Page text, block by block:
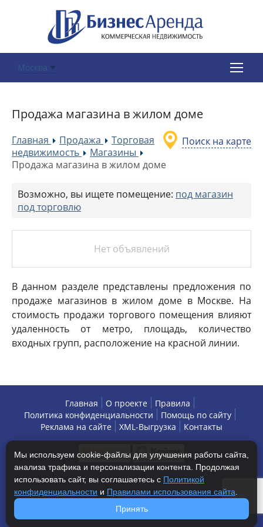
Москва
Продажа магазина в жилом доме
Поиск на карте
Главная »Продажа »
Торговая
недвижимость
»Магазины
Продажа магазина в жилом доме
Возможно, вы ищете помещение: под магазин
под торговлю
Нет объявлений
В данном разделе представлены предложения по
продаже магазинов в жилом доме в Москве. На
стоимость продажи торгового помещения влияют
удаленность от метро, площадь, количество
входных групп, расположение на красной линии.
Главная О проекте
Правила
Политика конфиденциальности
Помощь по сайту
Реклама на сайте
XML-Выгрузка Контакты
Copyright © 2013-2026 БизнесАренда - коммерческая
недвижимость, г. Москва. Все права защищены.
Мы используем cookie-файлы для улучшения работы сайта,
анализа трафика и персонализации контента. Продолжая
использовать сайт, вы соглашаетесь с Политикой
конфиденциальности и Правилами использования сайта
Принять